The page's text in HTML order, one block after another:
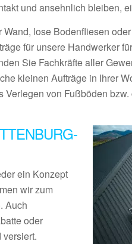
und ansehnlich bleiben,
Wand, lose Bodenfliesen
für unsere Handwerker
Sie Fachkräfte aller
kleinen Aufträge in Ihrer
von Fußböden
ein Konzept
wir zum
Auch
oder